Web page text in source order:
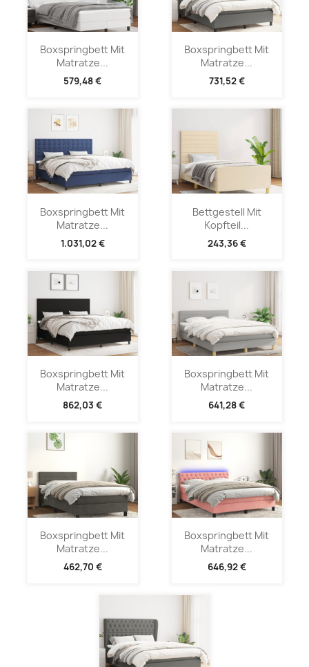
Boxspringbett Mit
Matratze...
579,48 €
Boxspringbett Mit
Matratze...
731,52 €
Boxspringbett Mit
Matratze...
1.031,02 €
Bettgestell Mit
Kopfteil...
243,36 €
Boxspringbett Mit
Matratze...
862,03 €
Boxspringbett Mit
Matratze...
641,28 €
Boxspringbett Mit
Matratze...
462,70 €
Boxspringbett Mit
Matratze...
646,92 €